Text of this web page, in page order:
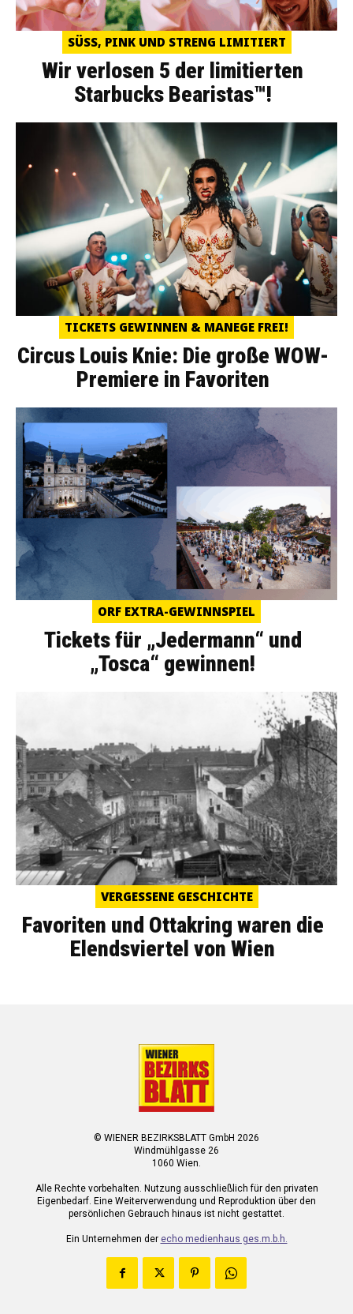
SÜSS, PINK UND STRENG LIMITIERT
Wir verlosen 5 der limitierten
Starbucks Bearistas™!
TICKETS GEWINNEN & MANEGE FREI!
Circus Louis Knie: Die große WOW-
Premiere in Favoriten
ORF EXTRA-GEWINNSPIEL
Tickets für „Jedermann“ und
„Tosca“ gewinnen!
VERGESSENE GESCHICHTE
Favoriten und Ottakring waren die
Elendsviertel von Wien
© WIENER BEZIRKSBLATT GmbH 2026
Windmühlgasse 26
1060 Wien.
Alle Rechte vorbehalten. Nutzung ausschließlich für den privaten
Eigenbedarf. Eine Weiterverwendung und Reproduktion über den
persönlichen Gebrauch hinaus ist nicht gestattet.
Ein Unternehmen der echo medienhaus ges.m.b.h.